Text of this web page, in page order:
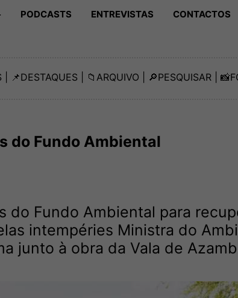
PODCASTS ENTREVISTAS CONTACTOS
| 📌DESTAQUES | 📁 ARQUIVO | 🔎PESQUISAR | 📸
do Fundo Ambiental
do Fundo Ambiental para
intempéries Ministra do
junto à obra da Vala de